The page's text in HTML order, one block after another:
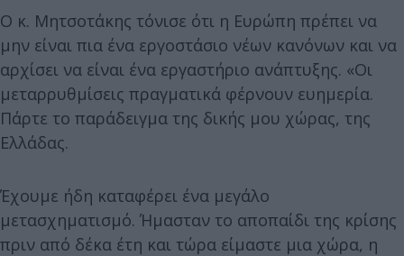
Ο κ. Μητσοτάκης τόνισε ότι η Ευρώπη πρέπει να
μην είναι πια ένα εργοστάσιο νέων κανόνων και να
αρχίσει να είναι ένα εργαστήριο ανάπτυξης. «Οι
μεταρρυθμίσεις πραγματικά φέρνουν ευημερία.
Πάρτε το παράδειγμα της δικής μου χώρας, της
Ελλάδας.
Έχουμε ήδη καταφέρει ένα μεγάλο
μετασχηματισμό. Ήμασταν το αποπαίδι της κρίσης
πριν από δέκα έτη και τώρα είμαστε μια χώρα, η